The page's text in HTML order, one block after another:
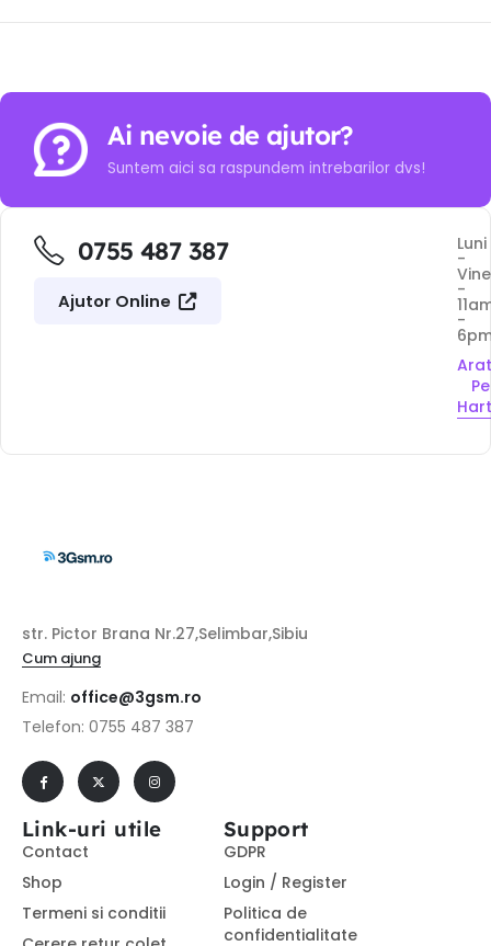
Ai nevoie de ajutor?
Suntem aici sa raspundem intrebarilor dvs!
0755 487 387
Ajutor Online
Luni
-
-
-
Pe
str. Pictor Brana Nr.27,Selimbar,Sibiu
Cum ajung
Email: office@3gsm.ro
Telefon: 0755 487 387
Link-uri utile
Contact
Shop
Termeni si conditii
Support
GDPR
Login / Register
Politica de
confidentialitate